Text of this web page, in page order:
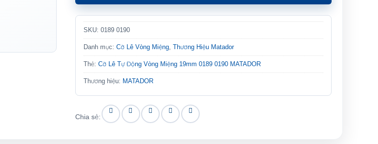
SKU:0189 0190
Danh mục:Cờ Lê Vòng Miệng ,Thương Hiệu Matador
Thẻ:Cờ Lê Tự Động Vòng Miệng 19mm 0189 0190 MATADOR
Thương hiệu: MATADOR
Chia sẻ: